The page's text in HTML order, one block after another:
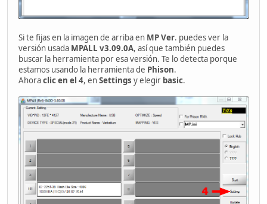
Si te fijas en la imagen de arriba en MP Ver. puedes ver la
versión usada MPALL v3.09.0A, así que también puedes
buscar la herramienta por esa versión. Te lo detecta porque
estamos usando la herramienta de Phison.
Ahoraclic en el 4, enSettings y elegir basic.